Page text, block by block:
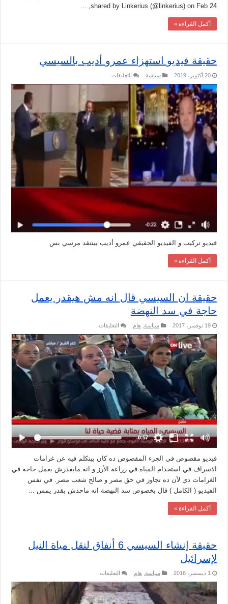
shared by Linkerius (@linkerius) on Feb 24, …
أكمل القراءة »
حقيقة فيديو استهزاء عمرو أديب بالسيسي
20 أكتوبر، 2019 سياسة التعليقات
عمرو
أديب
بالسيسي
مغلقة
فيديو تركيب و الفيديو الحقيقي عمرو أديب بينتقد مرسي بس
أكمل القراءة »
حقيقة ان السيسي قال انه مش هيقدر يعمل
حاجة في سد النهضة
19 نوفمبر، 2017 سياسة هام التعليقات
ان
السيسي
قال
انه
مش
هيقدر
يعمل
حاجة
في
فيديو مقصوص في الجزء المقصوص ده كان بيتكلم فيه عن غرامات
الاسراف في استخدام المياه في زراعة الأرز و انه مايقدرش يعمل حاجة في
الغرامات دي لأن ده تجاوز في حق مصر و صالح شعب مصر. في نفس
الفيديو ( الكامل ) قال بخصوص سد النهضة انه ماحدش يقدر يمس …
أكمل القراءة »
حقيقة إنشاء السيسي 6 أنفاق لنقل مياة النيل
لإسرائيل
1 ديسمبر، 2016 سياسة هام التعليقات
إنشاء
السيسي
6